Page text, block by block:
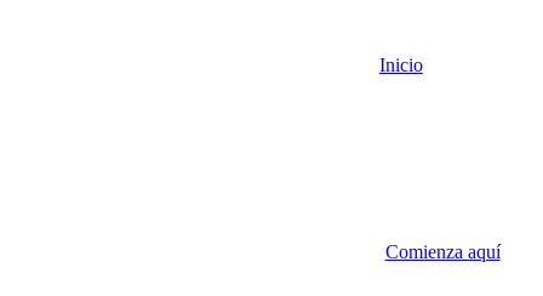
Inicio
Comienza aquí